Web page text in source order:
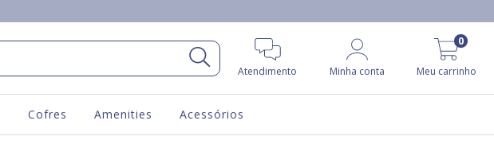
Atendimento Minha conta Meu carrinho
0
Cofres Amenities Acessórios